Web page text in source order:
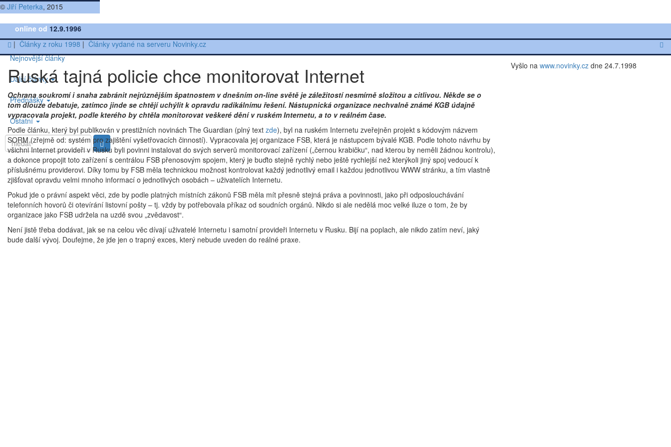
© Jiří Peterka, 2015
online od 12.9.1996
Nejnovější články
Další články
Přednášky
Ostatní
| Články z roku 1998 | Články vydané na serveru Novinky.cz
Ruská tajná policie chce monitorovat Internet
Ochrana soukromí i snaha zabránit nejrůznějším špatnostem v dnešním on-line světě je záležitostí nesmírně složitou a citlivou. Někde se o
tom dlouze debatuje, zatímco jinde se chtějí uchýlit k opravdu radikálnímu řešení. Nástupnická organizace nechvalně známé KGB údajně
vypracovala projekt, podle kterého by chtěla monitorovat veškeré dění v ruském Internetu, a to v reálném čase.
Podle článku, který byl publikován v prestižních novinách The Guardian (plný text zde), byl na ruském Internetu zveřejněn projekt s kódovým názvem
SORM (zřejmě od: systém pro zajištění vyšetřovacích činností). Vypracovala jej organizace FSB, která je nástupcem bývalé KGB. Podle tohoto návrhu by
všichni Internet provideři v Rusku byli povinni instalovat do svých serverů monitorovací zařízení („černou krabičku“, nad kterou by neměli žádnou kontrolu),
a dokonce propojit toto zařízení s centrálou FSB přenosovým spojem, který je buďto stejně rychlý nebo ještě rychlejší než kterýkoli jiný spoj vedoucí k
příslušnému providerovi. Díky tomu by FSB měla technickou možnost kontrolovat každý jednotlivý email i každou jednotlivou WWW stránku, a tím vlastně
zjišťovat opravdu velmi mnoho informací o jednotlivých osobách – uživatelích Internetu.
Pokud jde o právní aspekt věci, zde by podle platných místních zákonů FSB měla mít přesně stejná práva a povinnosti, jako při odposlouchávání
telefonních hovorů či otevírání listovní pošty – tj. vždy by potřebovala příkaz od soudních orgánů. Nikdo si ale nedělá moc velké iluze o tom, že by
organizace jako FSB udržela na uzdě svou „zvědavost“.
Není jistě třeba dodávat, jak se na celou věc dívají uživatelé Internetu i samotní provideři Internetu v Rusku. Bijí na poplach, ale nikdo zatím neví, jaký
bude další vývoj. Doufejme, že jde jen o trapný exces, který nebude uveden do reálné praxe.
Vyšlo na www.novinky.cz dne 24.7.1998